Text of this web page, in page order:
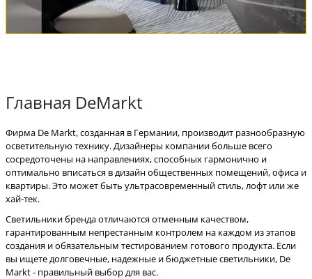
Главная DeMarkt
Фирма De Markt, созданная в Германии, производит разнообразную
осветительную технику. Дизайнеры компании больше всего
сосредоточены на направлениях, способных гармонично и
оптимально вписаться в дизайн общественных помещений, офиса и
квартиры. Это может быть ультрасовременный стиль, лофт или же
хай-тек.
Светильники бренда отличаются отменным качеством,
гарантированным непрестанным контролем на каждом из этапов
создания и обязательным тестированием готового продукта. Если
вы ищете долговечные, надежные и бюджетные светильники, De
Markt - правильный выбор для вас.